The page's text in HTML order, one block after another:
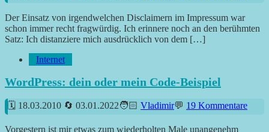
Der Einsatz von irgendwelchen Disclaimern im Impressum war
schon immer recht fragwürdig. Ich erinnere noch an den berühmten
Satz: Ich distanziere mich ausdrücklich von dem […]
Internet
WordPress: dein oder mein Code-Beispiel
18.03.2010 03.01.2022 Vladimir 19 Kommentare
Vorgestern ist mir etwas zum wiederholten Male unangenehm